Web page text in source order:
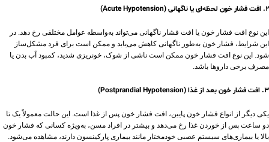
۲. افت فشار خون لحظه‌ای یا ناگهانی (Acute Hypotension)
این نوع افت فشار خون یا افت فشار ناگهانی می‌تواند به‌واسطه عوامل مختلفی رخ دهد. در
این شرایط، فشار خون به‌طور ناگهانی کاهش می‌یابد و ممکن است برای فرد مشکل‌ساز
شود. این نوع افت فشار خون ممکن است ناشی از شوک، خونریزی شدید، کمبود آب بدن یا
مصرف برخی داروها باشد.
۳. افت فشار خون بعد از غذا (Postprandial Hypotension)
یکی دیگر از انواع فشار خون پایین، افت فشار خون پس از غذا است. این حالت معمولاً یک تا
دو ساعت پس از خوردن غذا رخ می‌دهد و بیشتر در افراد مسن، به‌ویژه کسانی که فشار خون
بالا یا بیماری‌های سیستم عصبی خودمختار مانند بیماری پارکینسون دارند، مشاهده می‌شود.